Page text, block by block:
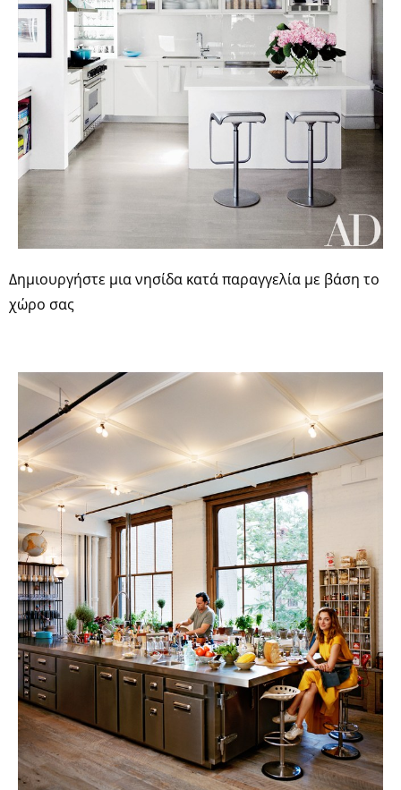
Δημιουργήστε μια νησίδα κατά παραγγελία με βάση το
χώρο σας